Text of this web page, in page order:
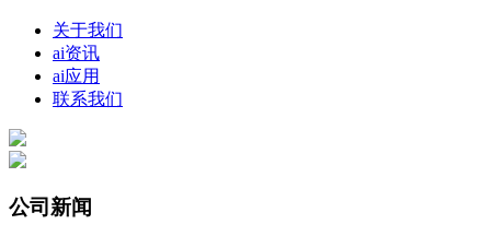
关于我们
ai资讯
ai应用
联系我们
公司新闻